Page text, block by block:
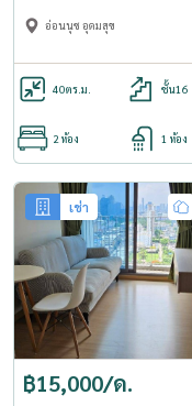
อ่อนนุช อุดมสุข
40ตร.ม. ชั้น16
2 ห้อง 1 ห้อง
เช่า
฿15,000/ด.